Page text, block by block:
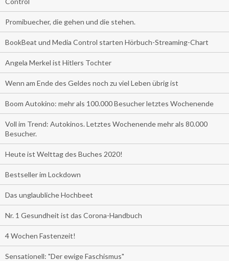
Promibuecher, die gehen und die stehen.
BookBeat und Media Control starten Hörbuch-Streaming-Chart
Angela Merkel ist Hitlers Tochter
Wenn am Ende des Geldes noch zu viel Leben übrig ist
Boom Autokino: mehr als 100.000 Besucher letztes Wochenende
Voll im Trend: Autokinos. Letztes Wochenende mehr als 80.000
Besucher.
Heute ist Welttag des Buches 2020!
Bestseller im Lockdown
Das unglaubliche Hochbeet
Nr. 1 Gesundheit ist das Corona-Handbuch
4 Wochen Fastenzeit!
Sensationell: "Der ewige Faschismus"